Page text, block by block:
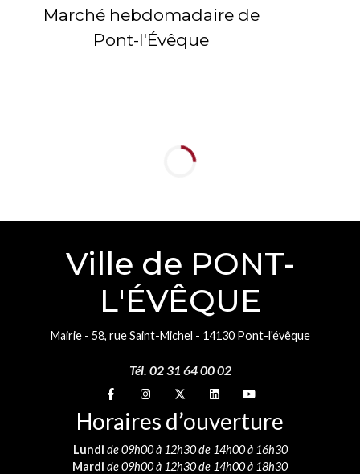
Marché hebdomadaire de
Pont-l'Évêque
Ville de PONT-
L'ÉVÊQUE
Mairie - 58, rue Saint-Michel - 14130 Pont-l'évêque
Tél. 02 31 64 00 02
Suivez-nous sur
Suivez-nous sur
Suivez-nous sur
Suivez-nous sur
Suivez-nous sur
Horaires d’ouverture
Lundi de 09h00 à 12h30 de 14h00 à 16h30
Mardi de 09h00 à 12h30 de 14h00 à 18h30